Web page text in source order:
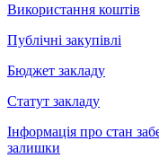
Використання коштів
Публічні закупівлі
Бюджет закладу
Статут закладу
Інформація про стан
залишки